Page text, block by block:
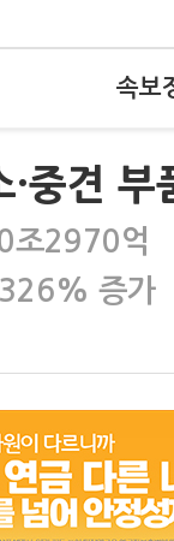
속보
·중견
조2970억
증가